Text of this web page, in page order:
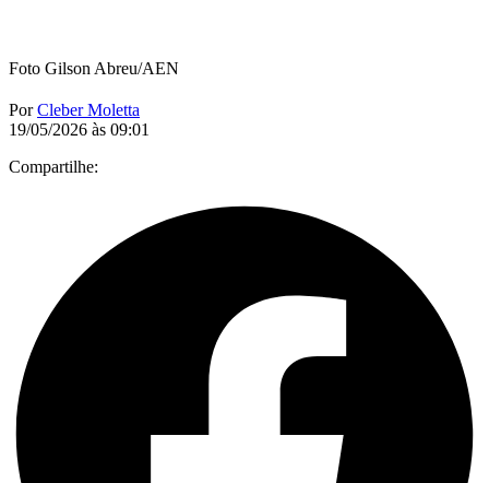
Foto Gilson Abreu/AEN
PorCleber Moletta
19/05/2026 às 09:01
Compartilhe: